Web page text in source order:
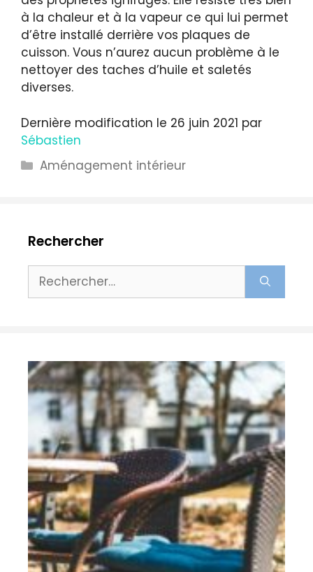
à la chaleur et à la vapeur ce qui lui permet
d’être installé derrière vos plaques de
cuisson. Vous n’aurez aucun problème à le
nettoyer des taches d’huile et saletés
diverses.
Dernière modification le 26 juin 2021 par
Sébastien
Catégories
Aménagement intérieur
Rechercher
Rechercher :